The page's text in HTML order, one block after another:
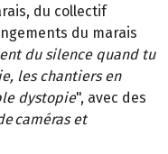
du collectif
du marais
du silence quand tu
les chantiers en
dystopie", avec des
caméras et